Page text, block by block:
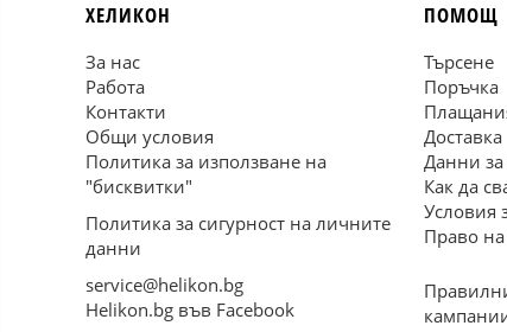
ХЕЛИКОН
За нас
Работа
Контакти
Общи условия
Политика за използване на
"бисквитки"
Политика за сигурност на личните
данни
service@helikon.bg
Helikon.bg във Facebook
ПОМОЩ
Търсене
Поръчка
Доставка
Данни
Как да
Условия
Право на